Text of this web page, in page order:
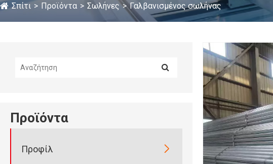
Σπίτι Προϊόντα Σωλήνες Γαλβανισμένος σωλήνας
Προϊόντα
Προφίλ 